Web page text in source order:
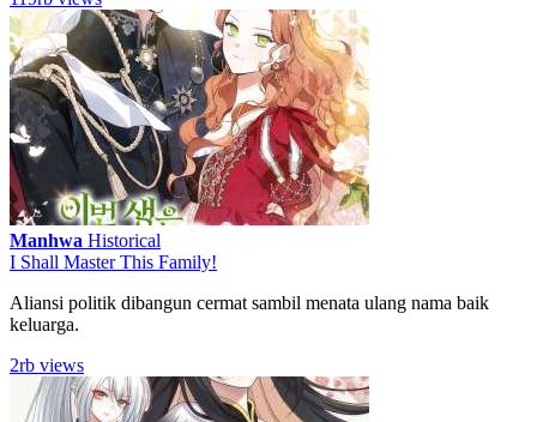
Manhwa Historical
I Shall Master This Family!
Aliansi politik dibangun cermat sambil menata ulang nama baik
keluarga.
2rb views